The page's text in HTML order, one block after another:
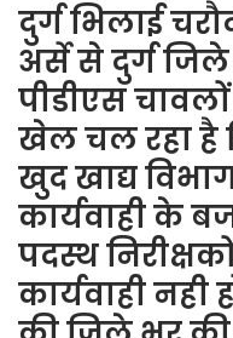
दुर्ग भिलाई
अर्से से दुर्ग
पीडीएस
खेल चल रहा है
खुद खाद्य
कार्यवाही के
पदस्थ
कार्यवाही